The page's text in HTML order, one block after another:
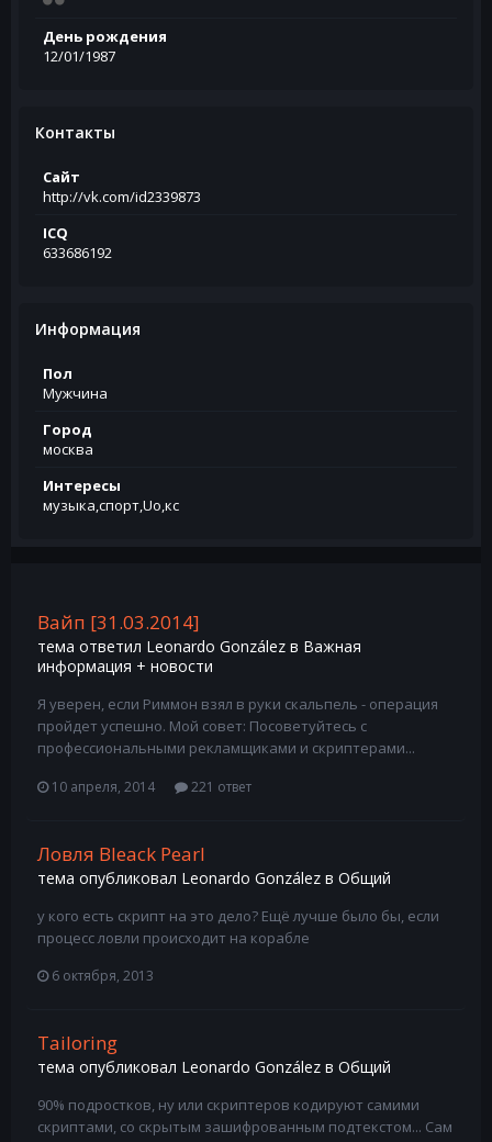
День рождения
12/01/1987
Контакты
Сайт
http://vk.com/id2339873
ICQ
633686192
Информация
Пол
Мужчина
Город
москва
Интересы
музыка,спорт,Uо,кс
Вайп [31.03.2014]
тема ответил Leonardo González в Важная
информация + новости
Я уверен, если Риммон взял в руки скальпель - операция
пройдет успешно. Мой совет: Посоветуйтесь с
профессиональными рекламщиками и скриптерами...
10 апреля, 2014 221 ответ
Ловля Bleack Pearl
тема опубликовал Leonardo González в Общий
у кого есть скрипт на это дело? Ещё лучше было бы, если
процесс ловли происходит на корабле
6 октября, 2013
Tailoring
тема опубликовал Leonardo González в Общий
90% подростков, ну или скриптеров кодируют самими
скриптами, со скрытым зашифрованным подтекстом... Сам